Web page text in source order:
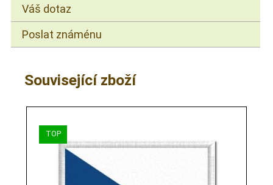
Váš dotaz
Poslat známénu
Související zboží